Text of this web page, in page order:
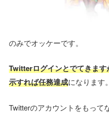
のみでオッケーです。
Twitterログインとでてきま
示すれば任務達成になります。
Twitterのアカウントをもって